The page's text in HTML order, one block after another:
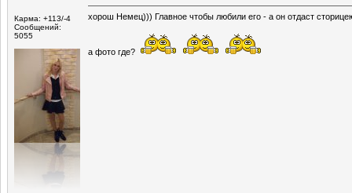
Карма: +113/-4
Сообщений:
5055
хорош Немец))) Главное чтобы любили его - а он отдаст
а фото где?